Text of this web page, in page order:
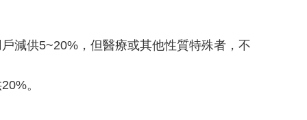
減供5~20%，但醫療或其他性質特殊者，不
。